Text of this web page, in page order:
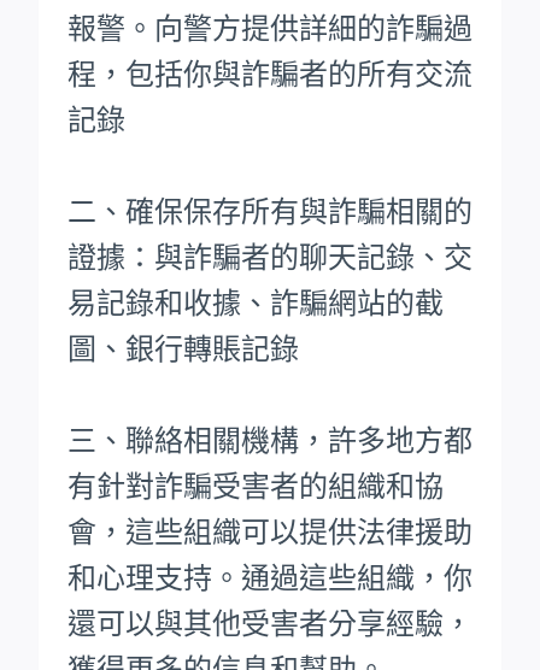
報警。向警方提供詳細的詐騙過
程，包括你與詐騙者的所有交流
記錄
二、確保保存所有與詐騙相關的
證據：與詐騙者的聊天記錄、交
易記錄和收據、詐騙網站的截
圖、銀行轉賬記錄
三、聯絡相關機構，許多地方都
有針對詐騙受害者的組織和協
會，這些組織可以提供法律援助
和心理支持。通過這些組織，你
還可以與其他受害者分享經驗，